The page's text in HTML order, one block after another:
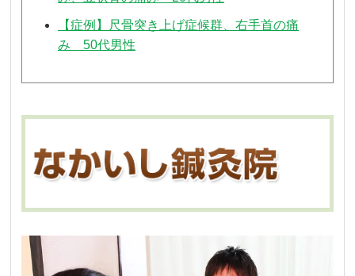
【症例】尺骨突き上げ症候群、右手首の痛
み 50代男性